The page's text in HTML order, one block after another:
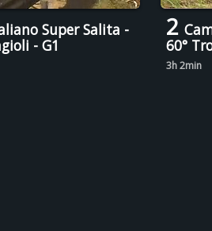
Super Salita -
- G1
2
60°
3h 2min